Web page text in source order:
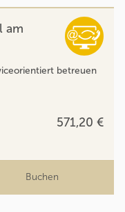
am
betreuen
571,20 €
Buchen